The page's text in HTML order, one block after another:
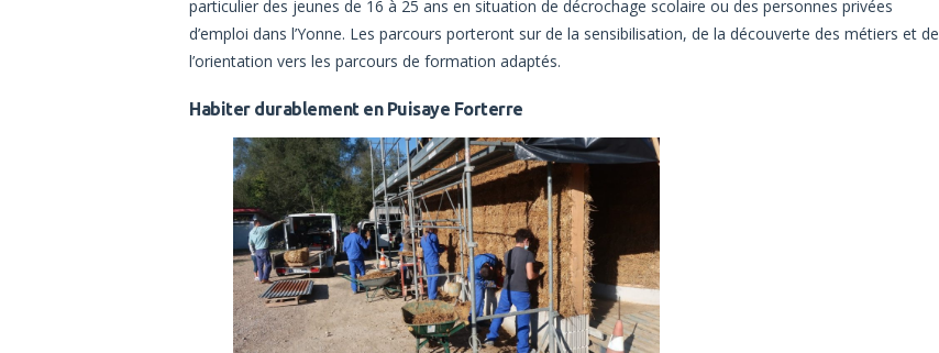
particulier des jeunes de 16 à 25 ans en situation de décrochage scolaire ou des personnes privées
d’emploi dans l’Yonne. Les parcours porteront sur de la sensibilisation, de la découverte des métiers et de
l’orientation vers les parcours de formation adaptés.
Habiter durablement en Puisaye Forterre